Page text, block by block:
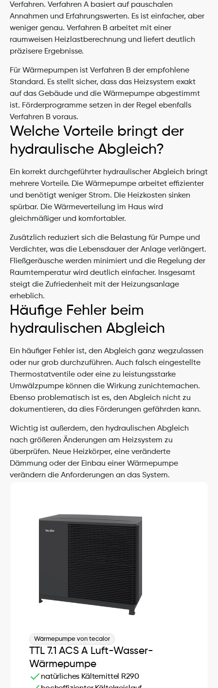
Verfahren. Verfahren A basiert auf pauschalen
Annahmen und Erfahrungswerten. Es ist einfacher, aber
weniger genau. Verfahren B arbeitet mit einer
raumweisen Heizlastberechnung und liefert deutlich
präzisere Ergebnisse.
Für Wärmepumpen ist Verfahren B der empfohlene
Standard. Es stellt sicher, dass das Heizsystem exakt
auf das Gebäude und die Wärmepumpe abgestimmt
ist. Förderprogramme setzen in der Regel ebenfalls
Verfahren B voraus.
Welche Vorteile bringt der
hydraulische Abgleich?
Ein korrekt durchgeführter hydraulischer Abgleich bringt
mehrere Vorteile. Die Wärmepumpe arbeitet effizienter
und benötigt weniger Strom. Die Heizkosten sinken
spürbar. Die Wärmeverteilung im Haus wird
gleichmäßiger und komfortabler.
Zusätzlich reduziert sich die Belastung für Pumpe und
Verdichter, was die Lebensdauer der Anlage verlängert.
Fließgeräusche werden minimiert und die Regelung der
Raumtemperatur wird deutlich einfacher. Insgesamt
steigt die Zufriedenheit mit der Heizungsanlage
erheblich.
Häufige Fehler beim
hydraulischen Abgleich
Ein häufiger Fehler ist, den Abgleich ganz wegzulassen
oder nur grob durchzuführen. Auch falsch eingestellte
Thermostatventile oder eine zu leistungsstarke
Umwälzpumpe können die Wirkung zunichtemachen.
Ebenso problematisch ist es, den Abgleich nicht zu
dokumentieren, da dies Förderungen gefährden kann.
Wichtig ist außerdem, den hydraulischen Abgleich
nach größeren Änderungen am Heizsystem zu
überprüfen. Neue Heizkörper, eine veränderte
Dämmung oder der Einbau einer Wärmepumpe
verändern die Anforderungen an das System.
Wärmepumpe von tecalor
TTL 7.1 ACS A Luft-Wasser-
Wärmepumpe
natürliches Kältemittel R290